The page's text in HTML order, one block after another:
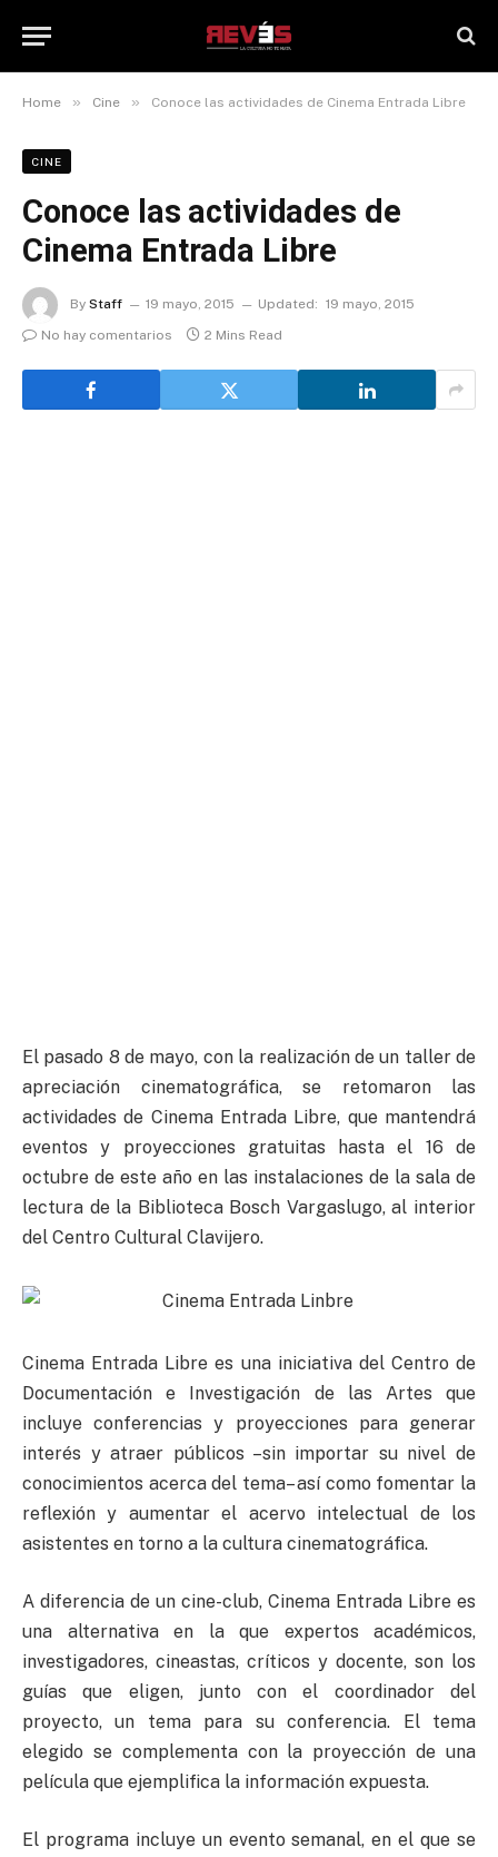
Home » Cine » Conoce las actividades de Cinema Entrada Libre
CINE
Conoce las actividades de
Cinema Entrada Libre
By Staff 19 mayo, 2015 Updated: 19 mayo, 2015
No hay comentarios
2 Mins Read
El pasado 8 de mayo, con la realización de un taller de
apreciación cinematográfica, se retomaron las
actividades de Cinema Entrada Libre, que mantendrá
eventos y proyecciones gratuitas hasta el 16 de
octubre de este año en las instalaciones de la sala de
lectura de la Biblioteca Bosch Vargaslugo, al interior
del Centro Cultural Clavijero.
Cinema Entrada Libre es una iniciativa del Centro de
Documentación e Investigación de las Artes que
incluye conferencias y proyecciones para generar
interés y atraer públicos –sin importar su nivel de
conocimientos acerca del tema– así como fomentar la
reflexión y aumentar el acervo intelectual de los
asistentes en torno a la cultura cinematográfica.
A diferencia de un cine-club, Cinema Entrada Libre es
una alternativa en la que expertos académicos,
investigadores, cineastas, críticos y docente, son los
guías que eligen, junto con el coordinador del
proyecto, un tema para su conferencia. El tema
elegido se complementa con la proyección de una
película que ejemplifica la información expuesta.
El programa incluye un evento semanal, en el que se